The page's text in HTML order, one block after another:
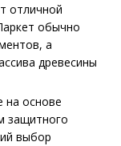
отличной
обычно
а
древесины
на основе
защитного
выбор